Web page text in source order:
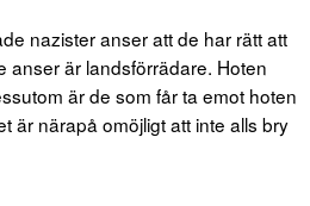
nazister anser att de har rätt att
anser är landsförrädare. Hoten
är de som får ta emot hoten
är närapå omöjligt att inte alls bry